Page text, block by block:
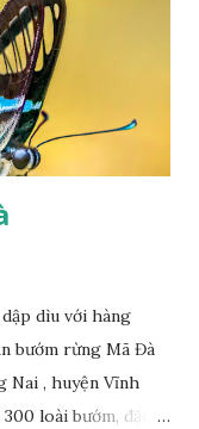
dìu với hàng
bướm rừng Mã Đà
, huyện Vĩnh
loài bướm, đặc